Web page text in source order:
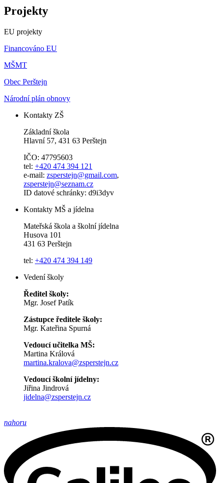
Projekty
EU projekty
Financováno EU
MŠMT
Obec Perštejn
Národní plán obnovy
Kontakty ZŠ
Základní škola
Hlavní 57, 431 63 Perštejn
IČO: 47795603
tel: +420 474 394 121
e-mail: zsperstejn@gmail.com,
zsperstejn@seznam.cz
ID datové schránky: d9i3dyv
Kontakty MŠ a jídelna
Mateřská škola a školní jídelna
Husova 101
431 63 Perštejn
tel: +420 474 394 149
Vedení školy
Ředitel školy:
Mgr. Josef Patík
Zástupce ředitele školy:
Mgr. Kateřina Spurná
Vedoucí učitelka MŠ:
Martina Králová
martina.kralova@zsperstejn.cz
Vedoucí školní jídelny:
Jiřina Jindrová
jidelna@zsperstejn.cz
nahoru